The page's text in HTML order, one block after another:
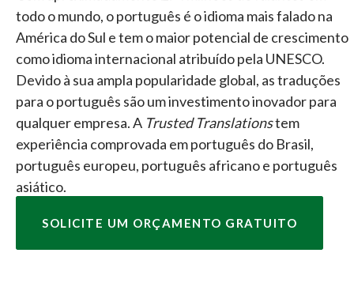
todo o mundo, o português é o idioma mais falado na
América do Sul e tem o maior potencial de crescimento
como idioma internacional atribuído pela UNESCO.
Devido à sua ampla popularidade global, as traduções
para o português são um investimento inovador para
qualquer empresa. A Trusted Translationstem
experiência comprovada em português do Brasil,
português europeu, português africano e português
asiático.
SOLICITE UM ORÇAMENTO GRATUITO